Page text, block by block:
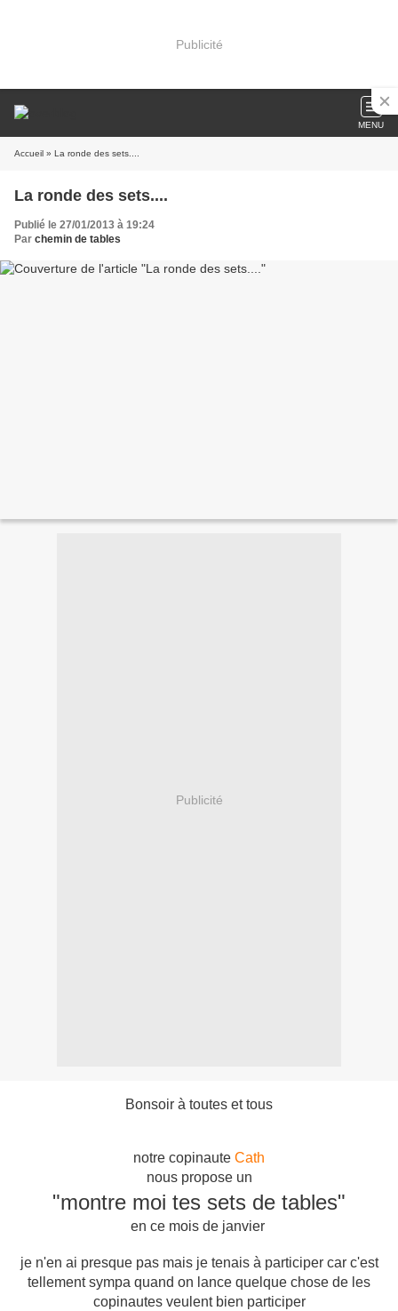
Publicité
MENU
Accueil » La ronde des sets....
La ronde des sets....
Publié le 27/01/2013 à 19:24
Par chemin de tables
Publicité
Bonsoir à toutes et tous
notre copinaute Cath
nous propose un
"montre moi tes sets de tables"
en ce mois de janvier
je n'en ai presque pas mais je tenais à participer car c'est
tellement sympa quand on lance quelque chose de les
copinautes veulent bien participer